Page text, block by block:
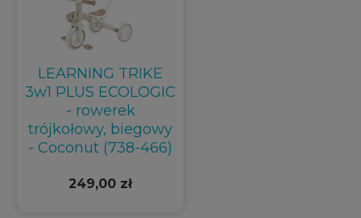
LEARNING TRIKE
3w1 PLUS ECOLOGIC
- rowerek
trójkołowy, biegowy
- Coconut (738-466)
249,00 zł